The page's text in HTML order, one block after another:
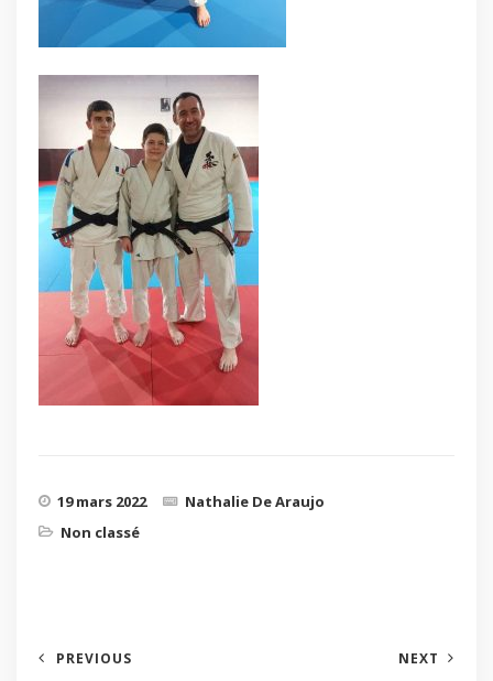
19 mars 2022
Nathalie De Araujo
Non classé
PREVIOUS NEXT